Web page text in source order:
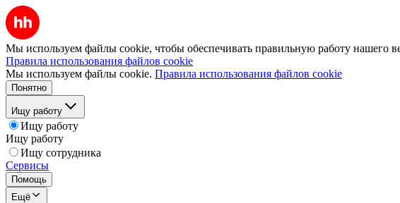
Мы используем файлы cookie, чтобы обеспечивать правильную работу нашего
Правила использования файлов cookie
Мы используем файлы cookie. Правила использования файлов cookie
Понятно
Ищу работу
Ищу работу
Ищу работу
Ищу сотрудника
Сервисы
Помощь
Ещё